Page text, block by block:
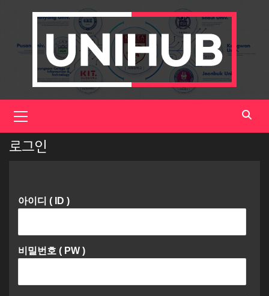
Menu
로그인
아이디 ( ID )
비밀번호 ( PW )